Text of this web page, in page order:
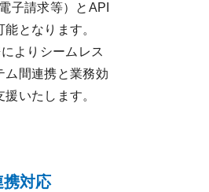
子請求等）とAPI
能となります。
よりシームレス
ム間連携と業務効
援いたします。
携対応